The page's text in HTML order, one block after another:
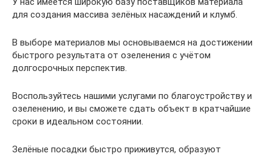
для создания массива зелёных насаждений и клумб.
В выборе материалов мы основываемся на достижении
быстрого результата от озеленения с учётом
долгосрочных перспектив.
Воспользуйтесь нашими услугами по благоустройству и
озеленению, и вы сможете сдать объект в кратчайшие
сроки в идеальном состоянии.
Зелёные посадки быстро приживутся, образуют